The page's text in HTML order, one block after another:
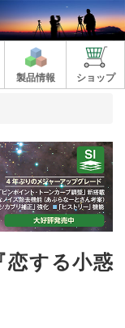
製品情報 ショップ
する小惑